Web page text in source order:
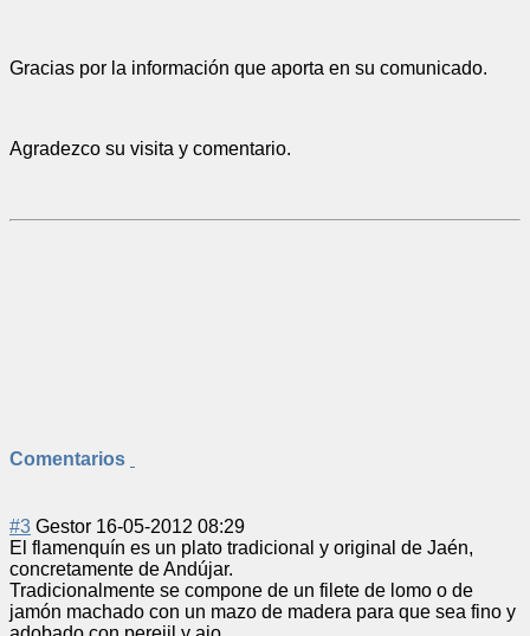
Gracias por la información que aporta en su comunicado.
Agradezco su visita y comentario.
Comentarios
#3 Gestor 16-05-2012 08:29
El flamenquín es un plato tradicional y original de Jaén,
concretamente de Andújar.
Tradicionalmente se compone de un filete de lomo o de
jamón machado con un mazo de madera para que sea fino y